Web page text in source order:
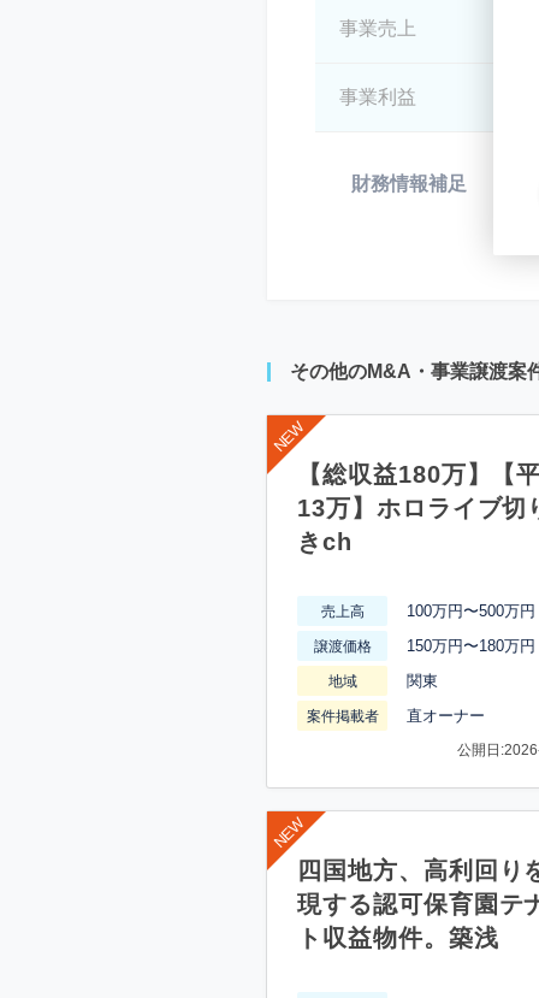
事業売上
事業利益
財務情報補足
その他のM&A・事業譲渡案
【総収益180万】【
13万】ホロライブ切
きch
売上高 100万円〜500万円
譲渡価格 150万円〜180万円
地域 関東
案件掲載者 直オーナー
公開日
四国地方、高利回り
現する認可保育園テ
ト収益物件。築浅